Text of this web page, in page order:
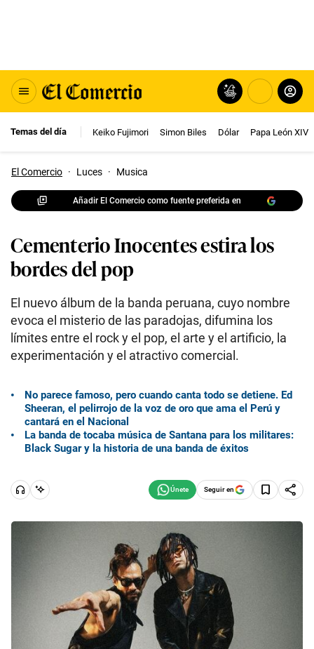
Temas del día Keiko Fujimori Simon Biles Dólar Papa León XIV
El Comercio · Luces · Musica
Añadir El Comercio como fuente preferida en
Cementerio Inocentes estira los
bordes del pop
El nuevo álbum de la banda peruana, cuyo nombre
evoca el misterio de las paradojas, difumina los
límites entre el rock y el pop, el arte y el artificio, la
experimentación y el atractivo comercial.
No parece famoso, pero cuando canta todo se detiene. Ed
Sheeran, el pelirrojo de la voz de oro que ama el Perú y
cantará en el Nacional
La banda de tocaba música de Santana para los militares:
Black Sugar y la historia de una banda de éxitos
Seguir en